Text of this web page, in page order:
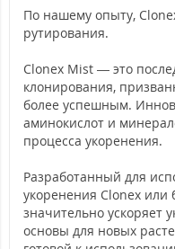
По нашему опыту,
рутирования.
Clonex Mist — это
клонирования,
более успешным.
аминокислот и
процесса укоренения.
Разработанный для
укоренения Clonex или
значительно ускоряет
основы для новых